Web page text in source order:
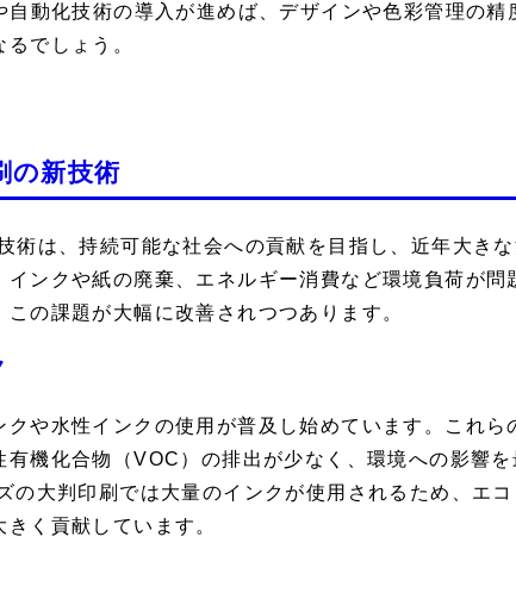
動化技術の導入が進めば、デザインや色彩管理の精
でしょう。
の新技術
術は、持続可能な社会への貢献を目指し、近年大きな
ンクや紙の廃棄、エネルギー消費など環境負荷が問
の課題が大幅に改善されつつあります。
クや水性インクの使用が普及し始めています。これら
有機化合物（VOC）の排出が少なく、環境への影響
の大判印刷では大量のインクが使用されるため、エ
く貢献しています。